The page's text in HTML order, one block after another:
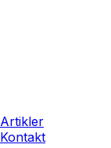
Artikler
Kontakt